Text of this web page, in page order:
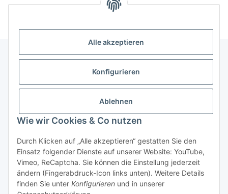
Alle akzeptieren
Konfigurieren
Ablehnen
Wie wir Cookies & Co nutzen
Durch Klicken auf „Alle akzeptieren“ gestatten Sie den
Einsatz folgender Dienste auf unserer Website: YouTube,
Vimeo, ReCaptcha. Sie können die Einstellung jederzeit
ändern (Fingerabdruck-Icon links unten). Weitere Details
finden Sie unter Konfigurieren und in unserer
Gesetzliche Informationen
Vertrag widerrufen